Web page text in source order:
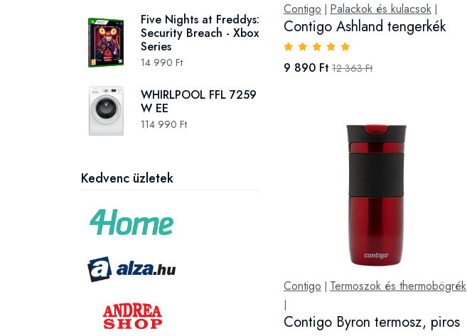
Five Nights at Freddys:
Security Breach - Xbox
Series
14 990 Ft
WHIRLPOOL FFL 7259
W EE
114 990 Ft
Kedvenc üzletek
Contigo Palackok és kulacsok
Contigo Ashland tengerkék
9 890 Ft 12 363 Ft
Contigo Termoszok és thermobögrék
Contigo Byron termosz, piros